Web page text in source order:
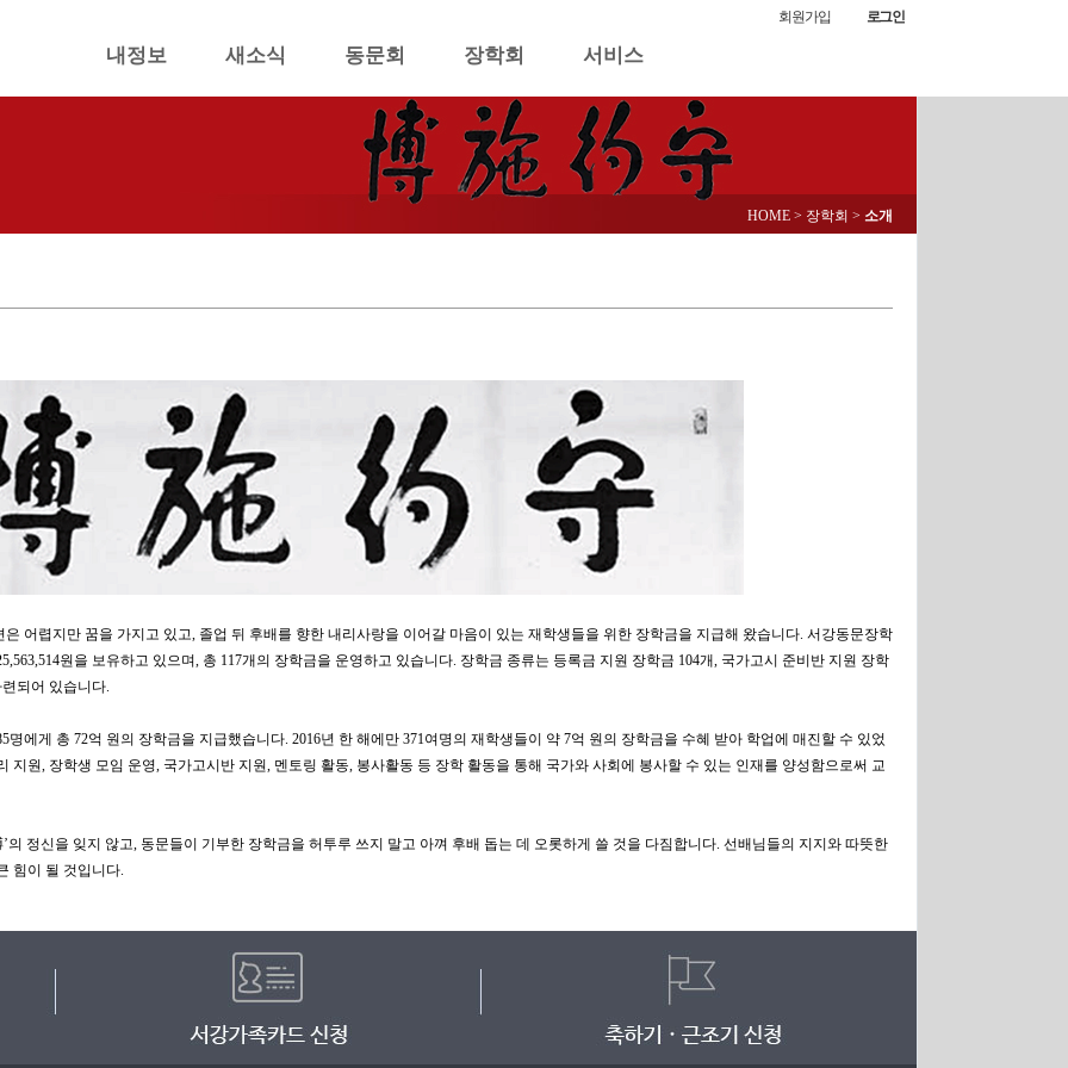
내정보 새소식 동문회 장학회 서비스
회원가입 로그인
HOME > 장학회 > 소개
어렵지만 꿈을 가지고 있고, 졸업 뒤 후배를 향한 내리사랑을 이어갈 마음이 있는 재학생들을 위한 장학금을 지급해 왔습니다. 서강동문장학
원을 보유하고 있으며, 총 117개의 장학금을 운영하고 있습니다. 장학금 종류는 등록금 지원 장학금 104개, 국가고시 준비반 지원 장학
되어 있습니다.
에게 총 72억 원의 장학금을 지급했습니다. 2016년 한 해에만 371여명의 재학생들이 약 7억 원의 장학금을 수혜 받아 학업에 매진할 수 있었
지원, 장학생 모임 운영, 국가고시반 지원, 멘토링 활동, 봉사활동 등 장학 활동을 통해 국가와 사회에 봉사할 수 있는 인재를 양성함으로써 교
정신을 잊지 않고, 동문들이 기부한 장학금을 허투루 쓰지 말고 아껴 후배 돕는 데 오롯하게 쓸 것을 다짐합니다. 선배님들의 지지와 따뜻한
힘이 될 것입니다.